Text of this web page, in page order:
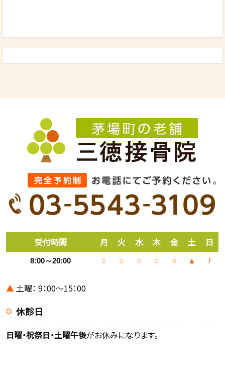
受付時間 月 火 水 木 金 土 日
8:00～20:00 ○ ○ ○ ○ ○ ▲ /
▲ 土曜： 9：00～15：00
休診日
日曜・祝祭日・土曜午後がお休みになります。